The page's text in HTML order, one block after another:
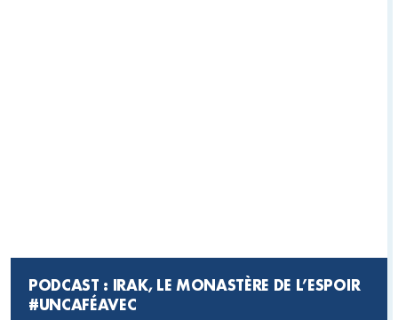
PODCAST : IRAK, LE MONASTÈRE DE L’ESPOIR
#UNCAFÉAVEC